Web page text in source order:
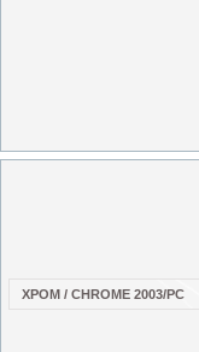
ХРОМ / CHROME 2003/PC